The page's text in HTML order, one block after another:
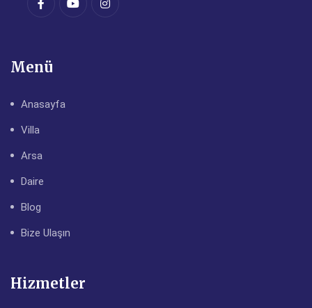
Menü
Anasayfa
Villa
Arsa
Daire
Blog
Bize Ulaşın
Hizmetler